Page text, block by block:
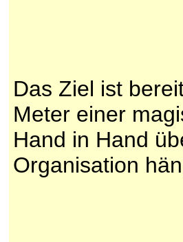
Das Ziel ist
Meter einer
Hand in Hand
Organisation